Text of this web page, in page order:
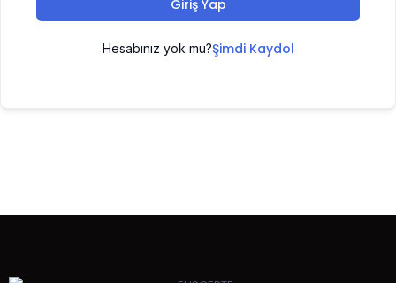
Giriş Yap
Hesabınız yok mu?Şimdi Kaydol